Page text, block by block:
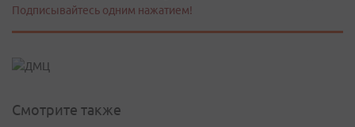
Подписывайтесь одним нажатием!
Смотрите также